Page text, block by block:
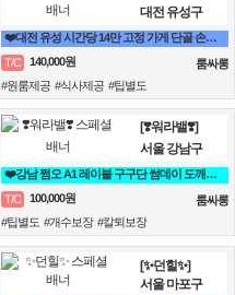
대전 유성구
❤️대전 유성 시간당 14만 고정 가게 단골 손님 위주 / 고급 손님 많음 / 고수익 보장❤️
T/C
140,000원
룸싸롱
#원룸제공 #식사제공 #팁별도
[❣️워라밸❣️]
서울 강남구
❤️강남 쩜오 A1 레이블 구구단 썸데이 도깨비❤️
T/C
100,000원
룸싸롱
#팁별도 #개수보장 #칼퇴보장
[✨던힐✨]
서울 마포구